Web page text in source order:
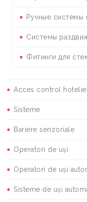
Ручные системы
Системы
Фитинги для
Acces control
Sisteme
Bariere senzoriale
Operatori de uși
Operatori de uși
Sisteme de uși